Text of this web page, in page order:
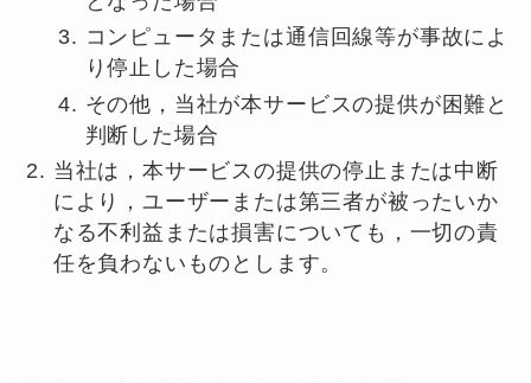
コンピュータまたは通信回線等が事故によ
り停止した場合
その他，当社が本サービスの提供が困難と
判断した場合
当社は，本サービスの提供の停止または中断
により，ユーザーまたは第三者が被ったいか
なる不利益または損害についても，一切の責
任を負わないものとします。